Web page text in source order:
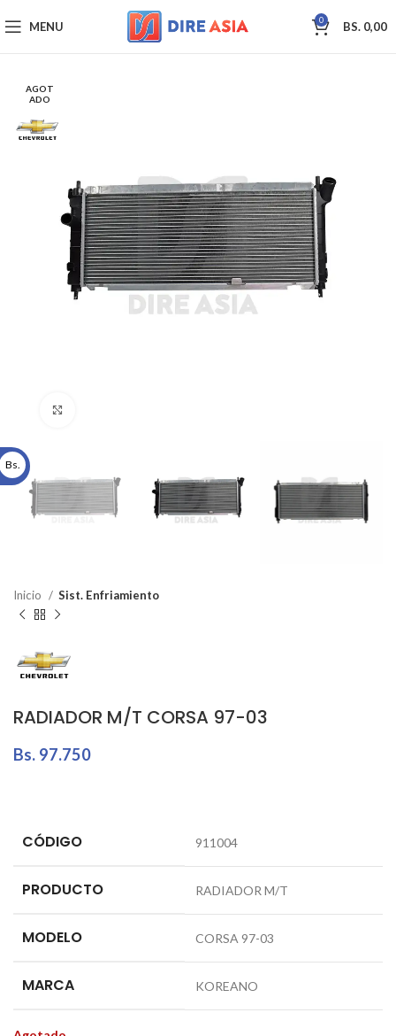
MENU 0 BS. 0,00
AGOT
ADO
Inicio Sist. Enfriamiento
RADIADOR M/T CORSA 97-03
Bs. 97.750
CÓDIGO 911004
PRODUCTO RADIADOR M/T
MODELO CORSA 97-03
MARCA KOREANO
Bs.